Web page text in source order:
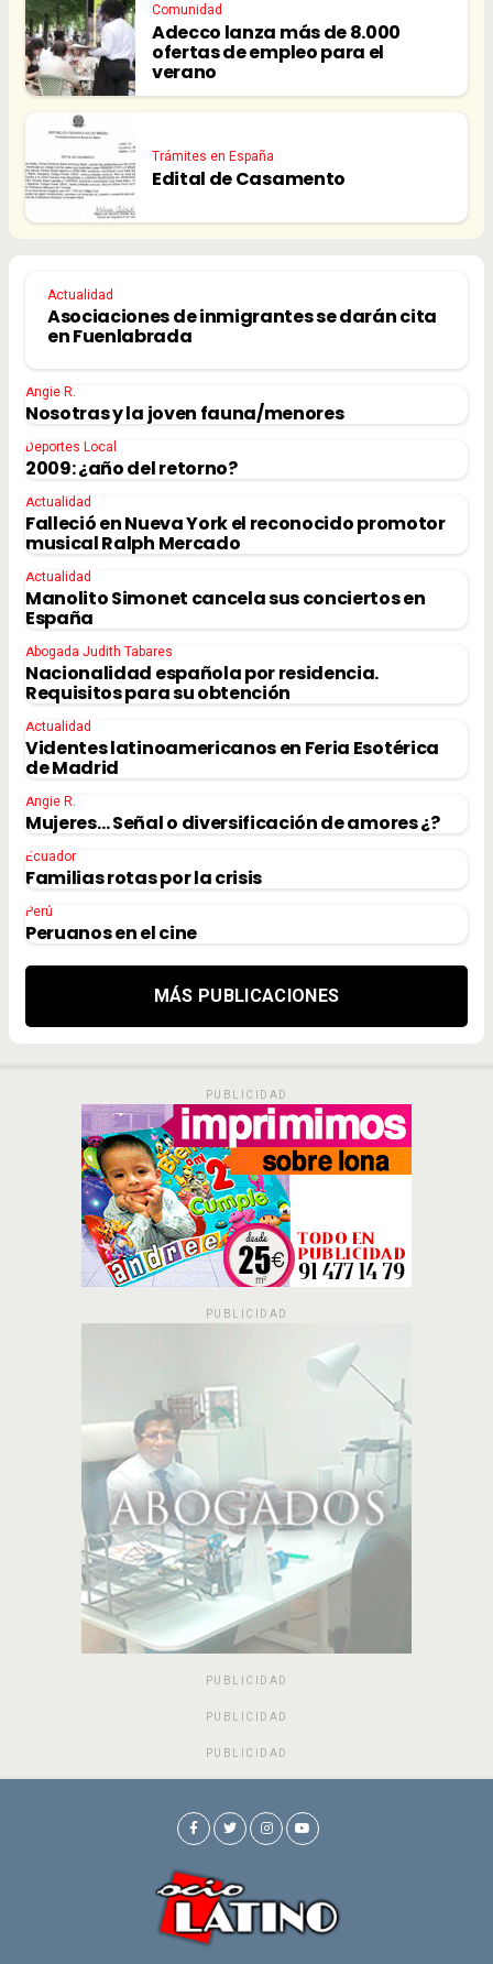
Comunidad
Adecco lanza más de 8.000
ofertas de empleo para el
verano
Trámites en España
Edital de Casamento
Actualidad
Asociaciones de inmigrantes se darán cita
en Fuenlabrada
Angie R.
Nosotras y la joven fauna/menores
Deportes Local
2009: ¿año del retorno?
Actualidad
Falleció en Nueva York el reconocido promotor
musical Ralph Mercado
Actualidad
Manolito Simonet cancela sus conciertos en
España
Abogada Judith Tabares
Nacionalidad española por residencia.
Requisitos para su obtención
Actualidad
Videntes latinoamericanos en Feria Esotérica
de Madrid
Angie R.
Mujeres… Señal o diversificación de amores ¿?
Ecuador
Familias rotas por la crisis
Perú
Peruanos en el cine
MÁS PUBLICACIONES
PUBLICIDAD
PUBLICIDAD
PUBLICIDAD
PUBLICIDAD
PUBLICIDAD